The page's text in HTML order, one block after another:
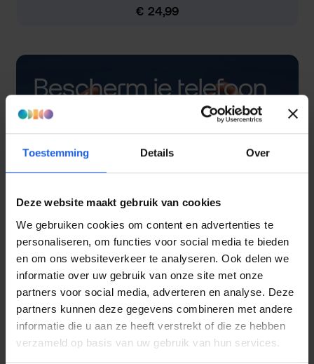
Toestemming Details Over
Deze website maakt gebruik van cookies
We gebruiken cookies om content en advertenties te
personaliseren, om functies voor social media te bieden
en om ons websiteverkeer te analyseren. Ook delen we
informatie over uw gebruik van onze site met onze
partners voor social media, adverteren en analyse. Deze
partners kunnen deze gegevens combineren met andere
informatie die u aan ze heeft verstrekt of die ze hebben
verzameld op basis van uw gebruik van hun services.
Normale prijs:
€ 24,99
Bescherm je telefoon
met een hoesje